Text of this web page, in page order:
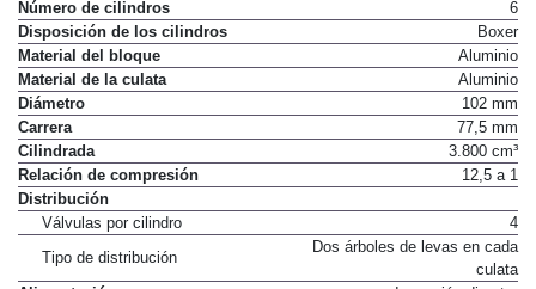
Número de cilindros
6
Disposición de los cilindros
Boxer
Material del bloque
Aluminio
Material de la culata
Aluminio
Diámetro
102 mm
Carrera
77,5 mm
Cilindrada
3.800 cm³
Relación de compresión
12,5 a 1
Distribución
Válvulas por cilindro
4
Tipo de distribución
Dos árboles de levas en cada
culata